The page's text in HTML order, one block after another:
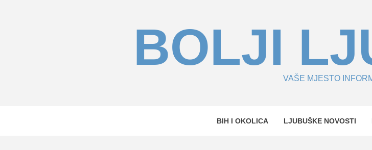
BOLJI
VAŠE MJESTO
BIH I OKOLICA LJUBUŠKE NOVOSTI